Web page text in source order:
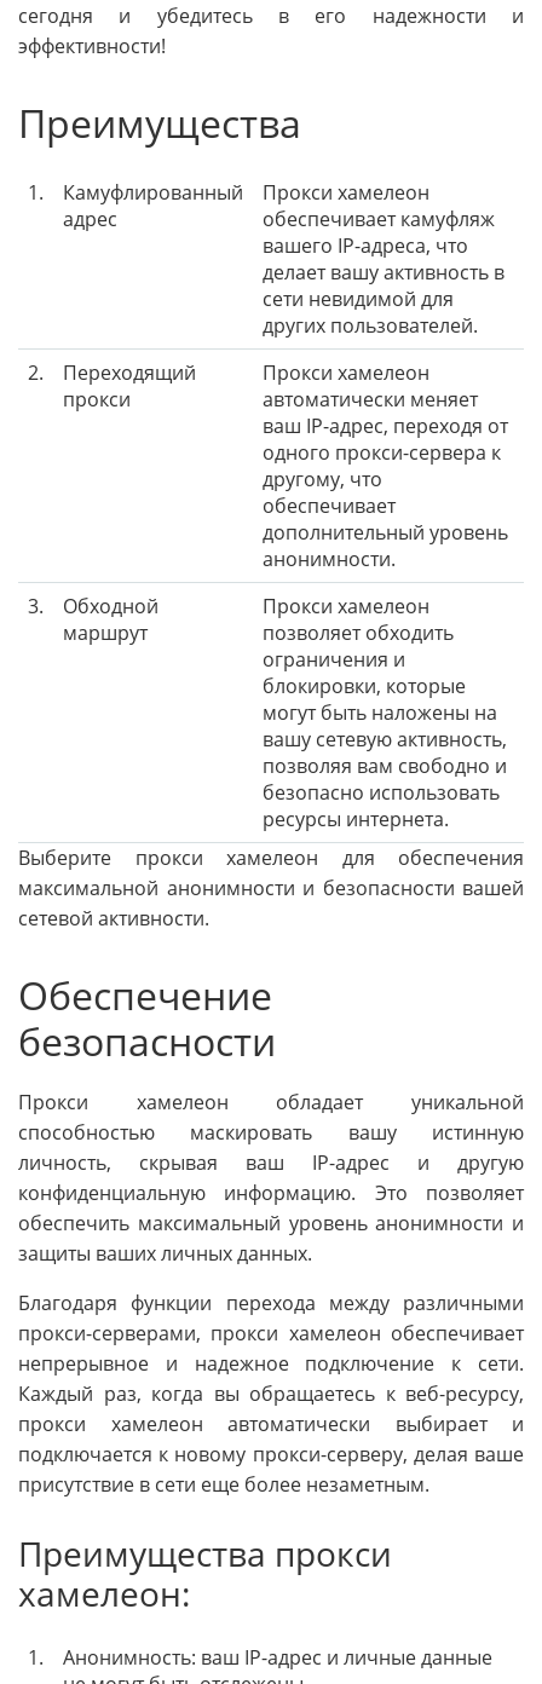
сегодня и убедитесь в его надежности и
эффективности!
Преимущества
1.
Камуфлированный
адрес
Прокси хамелеон
обеспечивает камуфляж
вашего IP-адреса, что
делает вашу активность в
сети невидимой для
других пользователей.
2.
Переходящий
прокси
Прокси хамелеон
автоматически меняет
ваш IP-адрес, переходя от
одного прокси-сервера к
другому, что
обеспечивает
дополнительный уровень
анонимности.
3.
Обходной
маршрут
Прокси хамелеон
позволяет обходить
ограничения и
блокировки, которые
могут быть наложены на
вашу сетевую активность,
позволяя вам свободно и
безопасно использовать
ресурсы интернета.
Выберите прокси хамелеон для обеспечения
максимальной анонимности и безопасности вашей
сетевой активности.
Обеспечение
безопасности
Прокси хамелеон обладает уникальной
способностью маскировать вашу истинную
личность, скрывая ваш IP-адрес и другую
конфиденциальную информацию. Это позволяет
обеспечить максимальный уровень анонимности и
защиты ваших личных данных.
Благодаря функции перехода между различными
прокси-серверами, прокси хамелеон обеспечивает
непрерывное и надежное подключение к сети.
Каждый раз, когда вы обращаетесь к веб-ресурсу,
прокси хамелеон автоматически выбирает и
подключается к новому прокси-серверу, делая ваше
присутствие в сети еще более незаметным.
Преимущества прокси
хамелеон:
1.
Анонимность: ваш IP-адрес и личные данные